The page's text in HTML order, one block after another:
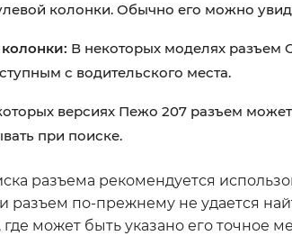
колонки. Обычно его можно
В некоторых моделях разъем
с водительского места.
версиях Пежо 207 разъем
при поиске.
разъема рекомендуется
разъем по-прежнему не удается
может быть указано его точное